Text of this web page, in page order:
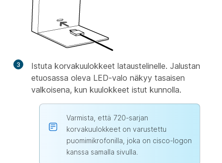
3
Istuta korvakuulokkeet lataustelinelle. Jalustan
etuosassa oleva LED-valo näkyy tasaisen
valkoisena, kun kuulokkeet istut kunnolla.
Varmista, että 720-sarjan
korvakuulokkeet on varustettu
puomimikrofonilla, joka on cisco-logon
kanssa samalla sivulla.